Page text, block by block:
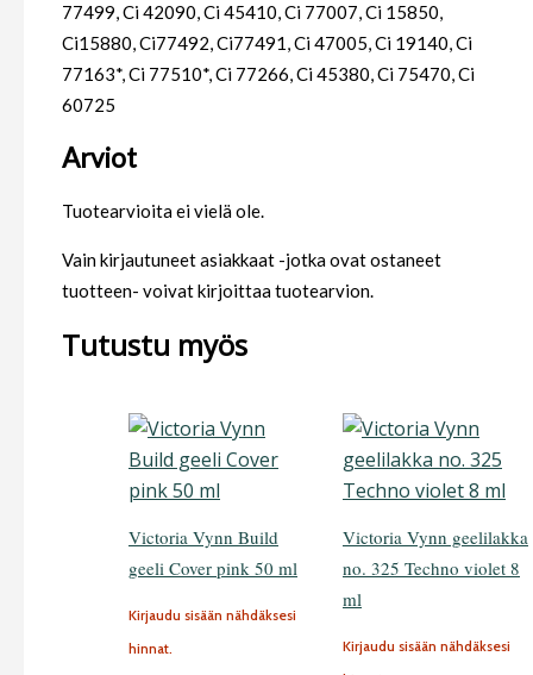
77499, Ci 42090, Ci 45410, Ci 77007, Ci 15850,
Ci15880, Ci77492, Ci77491, Ci 47005, Ci 19140, Ci
77163*, Ci 77510*, Ci 77266, Ci 45380, Ci 75470, Ci
60725
Arviot
Tuotearvioita ei vielä ole.
Vain kirjautuneet asiakkaat -jotka ovat ostaneet
tuotteen- voivat kirjoittaa tuotearvion.
Tutustu myös
Victoria Vynn Build
geeli Cover pink 50 ml
Kirjaudu sisään nähdäksesi
hinnat.
Victoria Vynn geelilakka
no. 325 Techno violet 8
ml
Kirjaudu sisään nähdäksesi